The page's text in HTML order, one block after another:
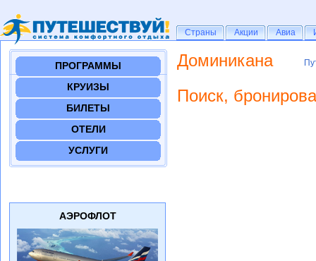
Доминикана
Поиск,
ПРОГРАММЫ
КРУИЗЫ
БИЛЕТЫ
ОТЕЛИ
УСЛУГИ
АЭРОФЛОТ
Страны
Страны Акции
Акции Авиа
Авиа